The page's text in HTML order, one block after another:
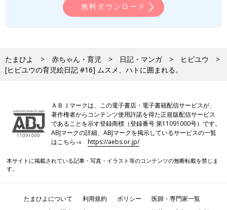
無料ダウンロード
たまひよ 赤ちゃん・育児 日記・マンガ
ヒビユウ
[ヒビユウの育児絵日記 #16] ムスメ、ハトに囲まれる。
ＡＢＪマークは、この電子書店・電子書籍配信サービスが、
著作権者からコンテンツ使用許諾を得た正規版配信サービス
であることを示す登録商標（登録番号 第11091000号）です。
ABJマークの詳細、ABJマークを掲示しているサービスの一覧
はこちら→https://aebs.or.jp/
本サイトに掲載されている記事・写真・イラスト等のコンテンツの無断転載を禁じま
す。
たまひよについて 利用規約 ポリシー
医師・専門家一覧